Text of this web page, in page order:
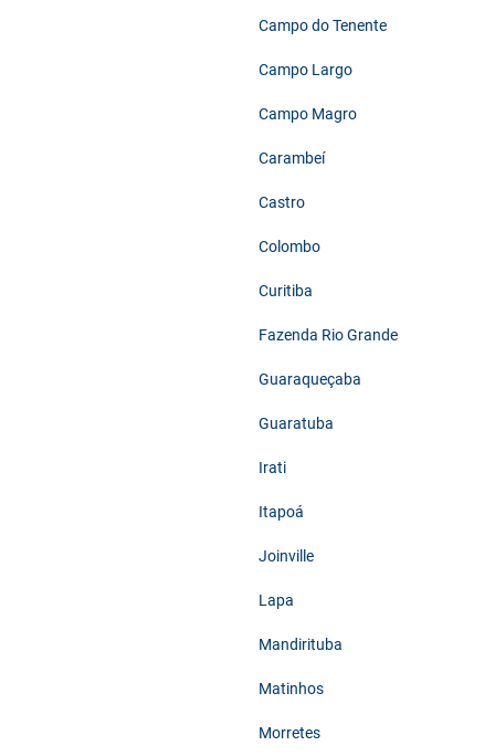
Campo do Tenente
Campo Largo
Campo Magro
Carambeí
Castro
Colombo
Curitiba
Fazenda Rio Grande
Guaraqueçaba
Guaratuba
Irati
Itapoá
Joinville
Lapa
Mandirituba
Matinhos
Morretes